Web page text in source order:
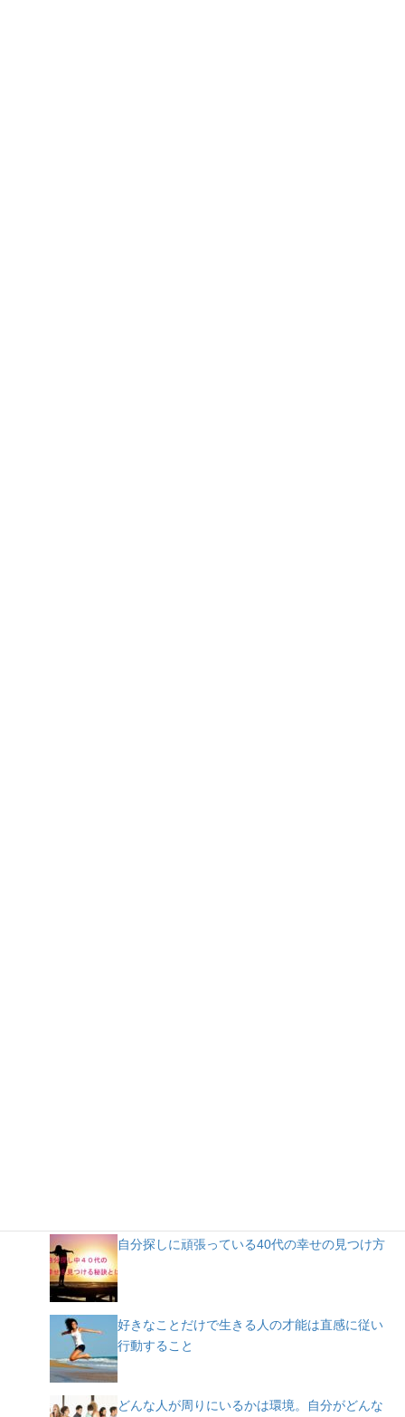
自分探しに頑張っている40代の幸せの見つけ方
好きなことだけで生きる人の才能は直感に従い
行動すること
どんな人が周りにいるかは環境。自分がどんな